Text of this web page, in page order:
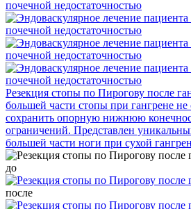
Резекция стопы по Пирогову после
большей части стопы при гангрене
сохранить опорную нижнюю
ограничений. Представлен
большей части ноги при сухой
до
после